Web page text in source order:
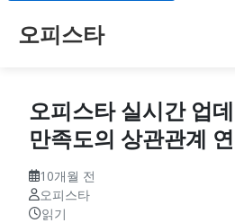
오피스타
오피스타 실시간 업
만족도의 상관관계
10개월 전
오피스타
읽기